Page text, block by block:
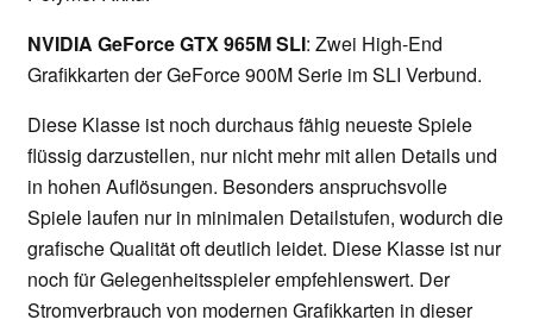
NVIDIA GeForce GTX 965M SLI: Zwei High-End
Grafikkarten der GeForce 900M Serie im SLI Verbund.
Diese Klasse ist noch durchaus fähig neueste Spiele
flüssig darzustellen, nur nicht mehr mit allen Details und
in hohen Auflösungen. Besonders anspruchsvolle
Spiele laufen nur in minimalen Detailstufen, wodurch die
grafische Qualität oft deutlich leidet. Diese Klasse ist nur
noch für Gelegenheitsspieler empfehlenswert. Der
Stromverbrauch von modernen Grafikkarten in dieser